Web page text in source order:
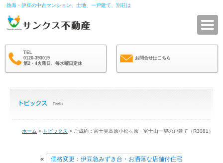
熱海・伊豆の中古マンション、土地、一戸建て、別荘は
TEL
0120-393019
第2・4火曜日、毎水曜日定休
お問合せはこちら
ホーム > トピックス > ご成約：富士見高原小松ヶ原・富士山一望の戸建て（R3081）
«
価格変更：伊豆急みずき台・お洒落な店舗付住宅